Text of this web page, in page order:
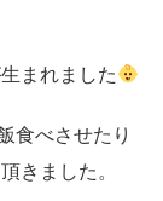
まれました
食べさせたり
きました。